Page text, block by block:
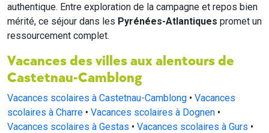
authentique. Entre exploration de la campagne et repos bien
mérité, ce séjour dans les Pyrénées-Atlantiques promet un
ressourcement complet.
Vacances des villes aux alentours de
Castetnau-Camblong
Vacances scolaires à Castetnau-Camblong • Vacances
scolaires à Charre • Vacances scolaires à Dognen •
Vacances scolaires à Gestas • Vacances scolaires à Gurs •